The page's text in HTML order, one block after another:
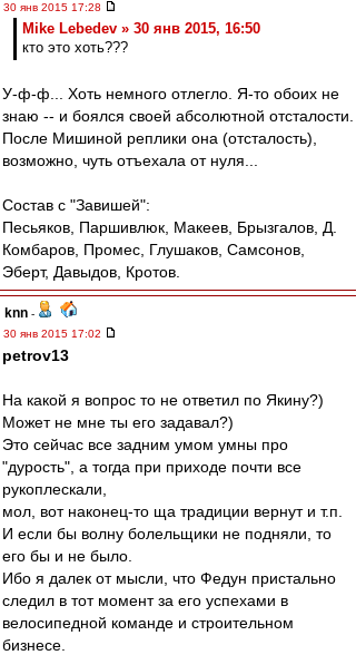
30 янв 2015 17:28
Mike Lebedev » 30 янв 2015, 16:50
кто это хоть???
У-ф-ф... Хоть немного отлегло. Я-то обоих не
знаю -- и боялся своей абсолютной отсталости.
После Мишиной реплики она (отсталость),
возможно, чуть отъехала от нуля...
Состав с "Завишей":
Песьяков, Паршивлюк, Макеев, Брызгалов, Д.
Комбаров, Промес, Глушаков, Самсонов,
Эберт, Давыдов, Кротов.
knn -
30 янв 2015 17:02
petrov13
На какой я вопрос то не ответил по Якину?)
Может не мне ты его задавал?)
Это сейчас все задним умом умны про
"дурость", а тогда при приходе почти все
рукоплескали,
мол, вот наконец-то ща традиции вернут и т.п.
И если бы волну болельщики не подняли, то
его бы и не было.
Ибо я далек от мысли, что Федун пристально
следил в тот момент за его успехами в
велосипедной команде и строительном
бизнесе.